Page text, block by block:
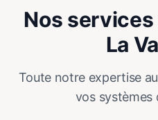
Nos services
La
Toute notre expertise
vos systèmes